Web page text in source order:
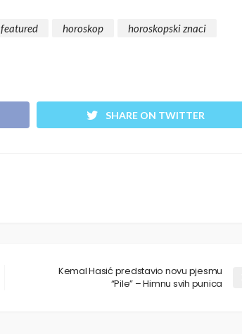
featured horoskop horoskopski znaci
SHARE ON TWITTER
Kemal Hasić predstavio novu pjesmu
“Pile” – Himnu svih punica